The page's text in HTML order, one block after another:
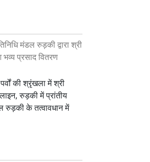
मंडल रुड़की द्वारा श्री
भव्य प्रसाद वितरण
की श्रृंखला में श्री
रुड़की में प्रांतीय
रुड़की के तत्वावधान में